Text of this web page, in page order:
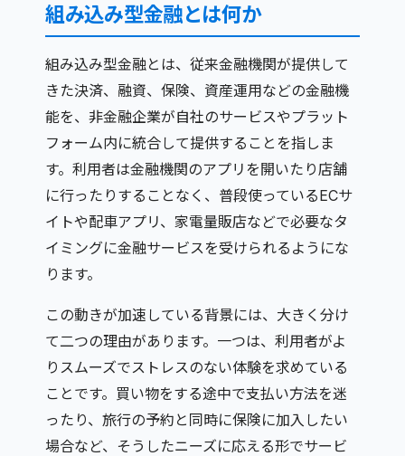
組み込み型金融とは何か
組み込み型金融とは、従来金融機関が提供して
きた決済、融資、保険、資産運用などの金融機
能を、非金融企業が自社のサービスやプラット
フォーム内に統合して提供することを指しま
す。利用者は金融機関のアプリを開いたり店舗
に行ったりすることなく、普段使っているECサ
イトや配車アプリ、家電量販店などで必要なタ
イミングに金融サービスを受けられるようにな
ります。
この動きが加速している背景には、大きく分け
て二つの理由があります。一つは、利用者がよ
りスムーズでストレスのない体験を求めている
ことです。買い物をする途中で支払い方法を迷
ったり、旅行の予約と同時に保険に加入したい
場合など、そうしたニーズに応える形でサービ